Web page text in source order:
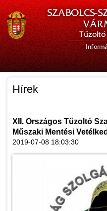
SZABOLCS-
Tűzoltó
Hírek
XII. Országos Tűzoltó
Műszaki Mentési
2019-07-08 18:03:30